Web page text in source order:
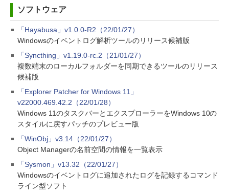
ソフトウェア
「Hayabusa」v1.0.0-R2（22/01/27）
Windowsのイベントログ解析ツールのリリース候補版
「Syncthing」v1.19.0-rc.2（21/01/27）
複数端末のローカルフォルダーを同期できるツールのリリース
候補版
「Explorer Patcher for Windows 11」
v22000.469.42.2（22/01/28）
Windows 11のタスクバーとエクスプローラーをWindows 10の
スタイルに戻すパッチのプレビュー版
「WinObj」v3.14（22/01/27）
Object Managerの名前空間の情報を一覧表示
「Sysmon」v13.32（22/01/27）
Windowsのイベントログに追加されたログを記録するコマンド
ライン型ソフト